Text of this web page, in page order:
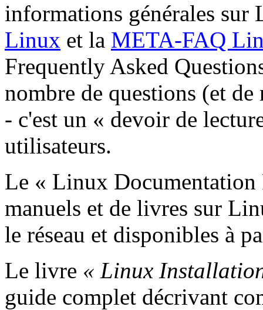
informations générales
Linux et la META-FAQ
Frequently Asked
nombre de questions (et
- c'est un « devoir de
utilisateurs.
Le « Linux Documentation
manuels et de livres sur
le réseau et disponibles à
Le livre « Linux
guide complet décrivant